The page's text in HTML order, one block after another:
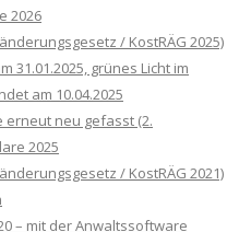
2026
/ KostRÄG 2025)
31.01.2025, grünes Licht im
am 10.04.2025
neu gefasst (2.
2025
/ KostRÄG 2021)
– mit der Anwaltssoftware